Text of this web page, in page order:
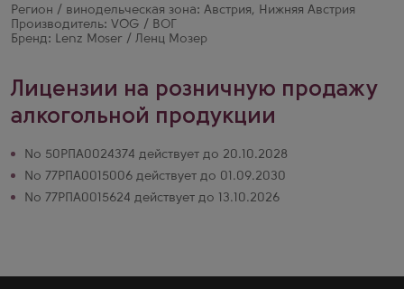
Регион / винодельческая зона: Австрия, Нижняя Австрия
Производитель: VOG / ВОГ
Бренд: Lenz Moser / Ленц Мозер
Лицензии на розничную продажу
алкогольной продукции
№ 50РПА0024374 действует до 20.10.2028
№ 77РПА0015006 действует до 01.09.2030
№ 77РПА0015624 действует до 13.10.2026